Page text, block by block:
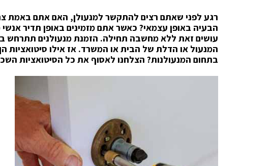
רגע לפני שאתם רצים להתקשר למנעולן, האם אתם באמת
הבעיה באופן עצמאי? כאשר אתם מזמינים באופן תדיר
עושים זאת ללא מחשבה תחילה. הזמנת מנעולנים תתרחש
המנעול או הדלת של הבית או המשרד. אז אילו סיטואציות
בתחום המנעולנות? הצלחנו לאסוף את כל הסיטואציות